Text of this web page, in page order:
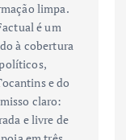
limpa.
é um
à cobertura
e do
claro:
e livre de